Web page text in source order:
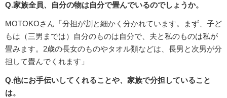
Q.家族全員、自分の物は自分で畳んでいるのでしょうか。
MOTOKOさん「分担が割と細かく分かれています。まず、子ど
もは（三男までは）自分のものは自分で、夫と私のものは私が
畳みます。2歳の長女のものやタオル類などは、長男と次男が分
担して畳んでくれます」
Q.他にお手伝いしてくれることや、家族で分担していること
は。